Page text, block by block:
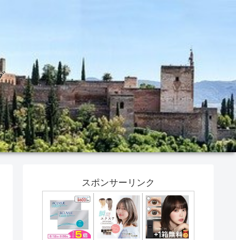
スポンサーリンク